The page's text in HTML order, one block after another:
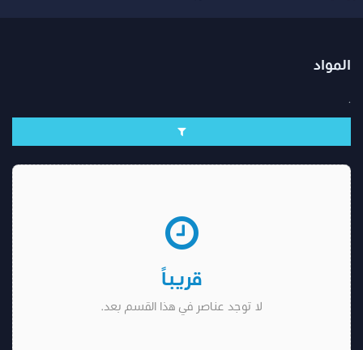
المواد
.
قريباً
لا توجد عناصر في هذا القسم بعد.